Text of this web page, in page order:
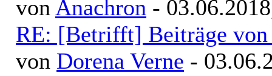
von Anachron -
RE: [Betrifft] Beiträge von
von Dorena Verne -